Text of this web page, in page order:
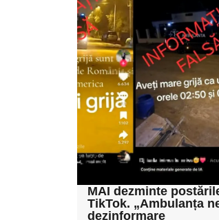
Adaugă aici
pentru
textul pentru
textul pentru
textul
MAI dezminte
TikTok. „Ambulanța
dezinformare